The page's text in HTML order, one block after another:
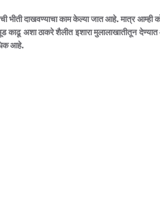
भीती दाखवण्याचा काम केल्या जात आहे. मात्र
काढू अशा ठाकरे शैलीत इशारा मुलालाखातीतून
आहे.